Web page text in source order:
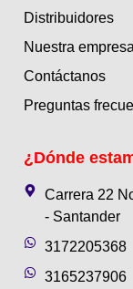
Distribuidores
Nuestra empresa
Contáctanos
Preguntas
¿Dónde
Carrera 22
- Santander
3172205368
3165237906